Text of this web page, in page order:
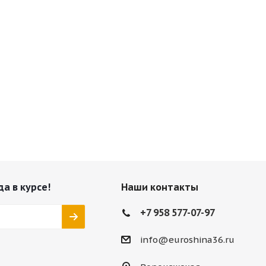
в курсе! Наши контакты
+7 958 577-07-97
info@euroshina36.ru